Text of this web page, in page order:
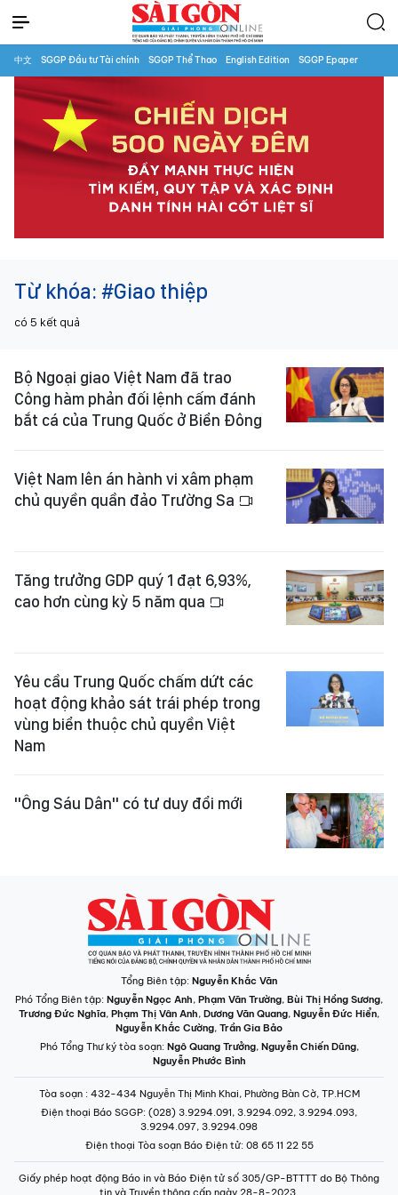
中文 SGGP Đầu tư Tài chính SGGP Thể Thao English Edition SGGP Epaper
Từ khóa: #Giao thiệp
có 5 kết quả
Bộ Ngoại giao Việt Nam đã trao
Công hàm phản đối lệnh cấm đánh
bắt cá của Trung Quốc ở Biển Đông
Việt Nam lên án hành vi xâm phạm
chủ quyền quần đảo Trường Sa
Tăng trưởng GDP quý 1 đạt 6,93%,
cao hơn cùng kỳ 5 năm qua
Yêu cầu Trung Quốc chấm dứt các
hoạt động khảo sát trái phép trong
vùng biển thuộc chủ quyền Việt
Nam
"Ông Sáu Dân" có tư duy đổi mới
Tổng Biên tập: Nguyễn Khắc Văn
Phó Tổng Biên tập: Nguyễn Ngọc Anh, Phạm Văn Trường, Bùi Thị Hồng Sương,
Trương Đức Nghĩa, Phạm Thị Vân Anh, Dương Văn Quang, Nguyễn Đức Hiển,
Nguyễn Khắc Cường, Trần Gia Bảo
Phó Tổng Thư ký tòa soạn: Ngô Quang Trưởng, Nguyễn Chiến Dũng,
Nguyễn Phước Bình
Tòa soạn : 432-434 Nguyễn Thị Minh Khai, Phường Bàn Cờ, TP.HCM
Điện thoại Báo SGGP: (028) 3.9294.091, 3.9294.092, 3.9294.093,
3.9294.097, 3.9294.098
Điện thoại Tòa soạn Báo Điện tử: 08 65 11 22 55
Giấy phép hoạt động Báo in và Báo Điện tử số 305/GP-BTTTT do Bộ Thông
tin và Truyền thông cấp ngày 28-8-2023.